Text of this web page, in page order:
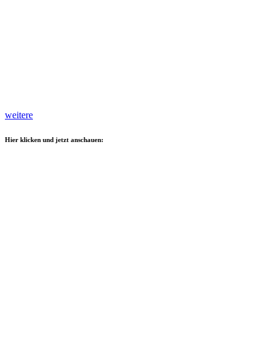
weitere
Hier klicken und jetzt anschauen: